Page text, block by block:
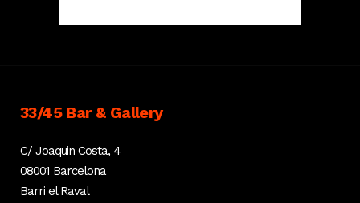
33/45 Bar & Gallery
C/ Joaquin Costa, 4
08001 Barcelona
Barri el Raval